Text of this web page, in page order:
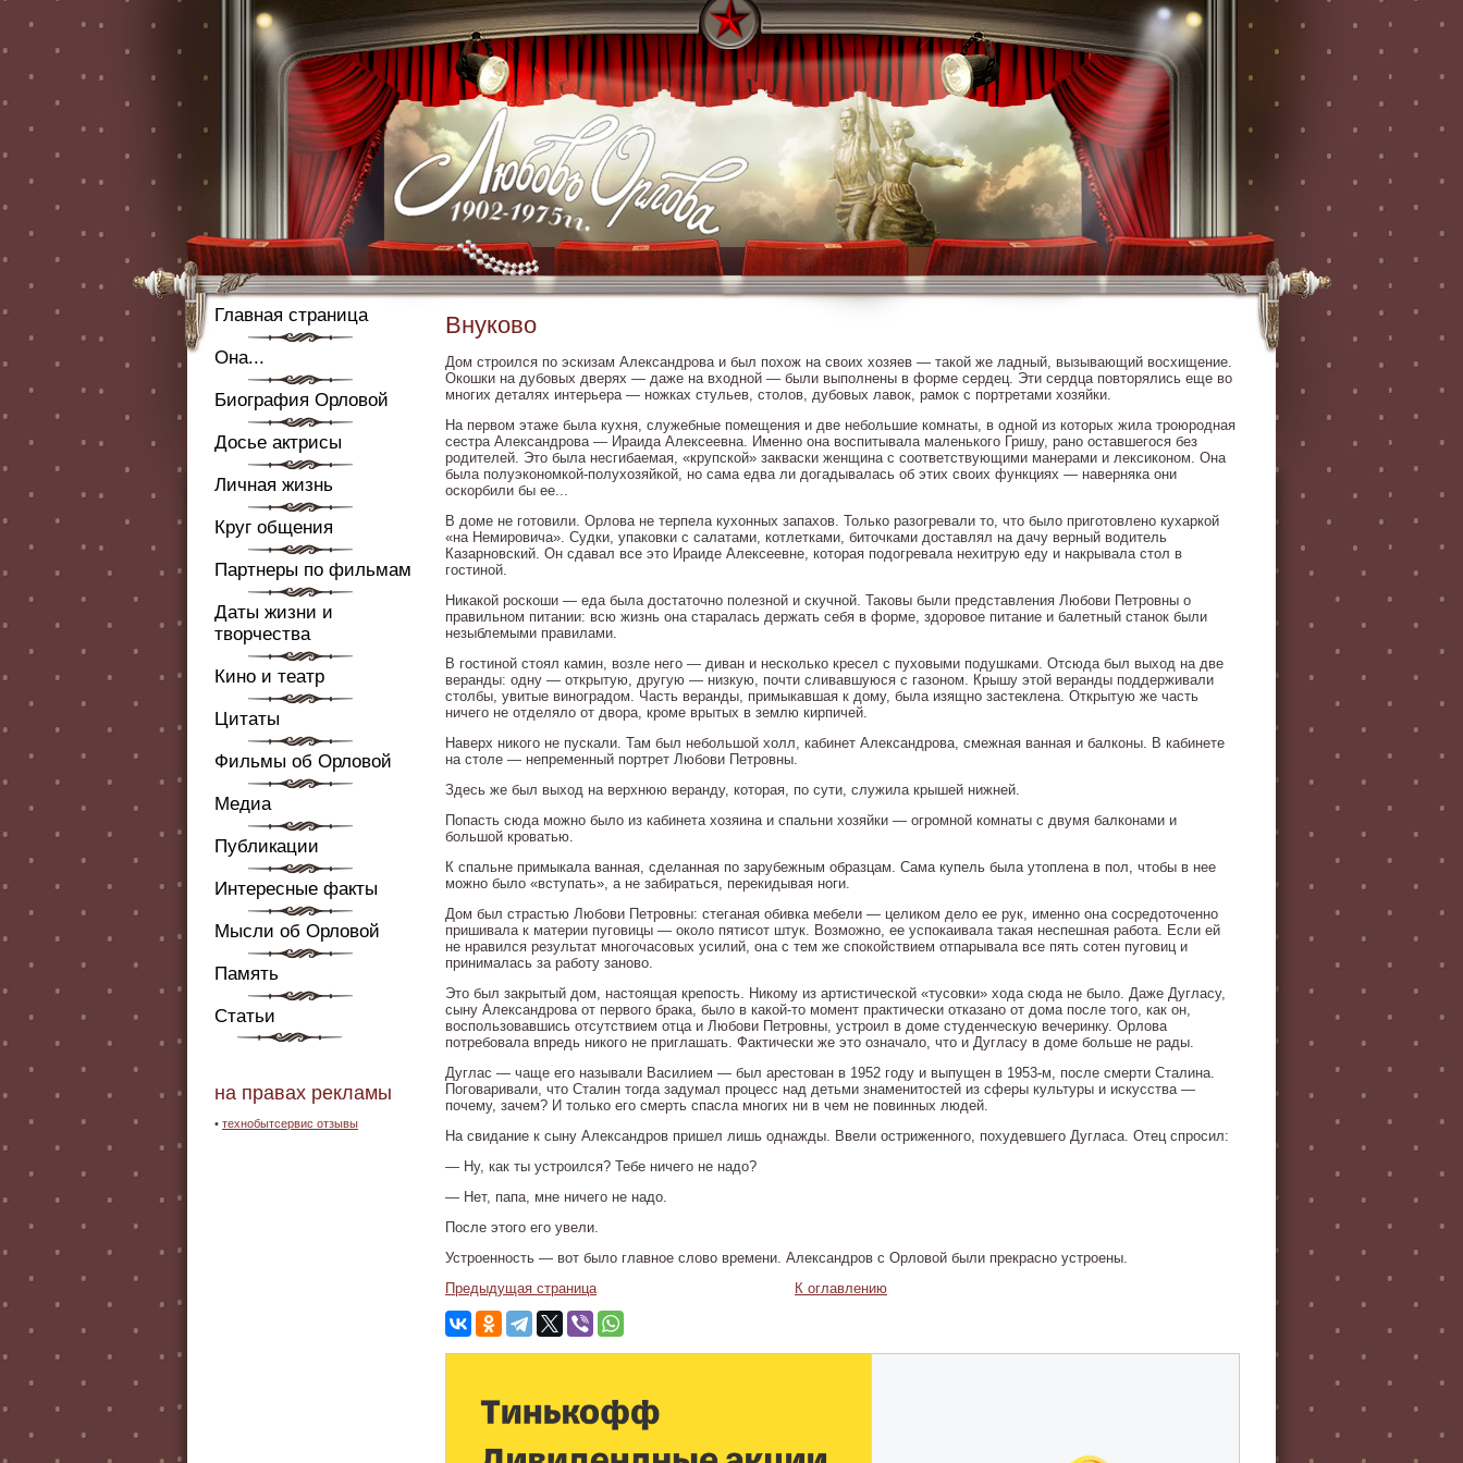
Главная страница
Она...
Биография Орловой
Досье актрисы
Личная жизнь
Круг общения
Партнеры по фильмам
Даты жизни и
творчества
Кино и театр
Цитаты
Фильмы об Орловой
Медиа
Публикации
Интересные факты
Мысли об Орловой
Память
Статьи
на правах рекламы
• технобытсервис отзывы
Внуково
Дом строился по эскизам Александрова и был похож на своих хозяев — такой же ладный, вызывающий восхищение.
Окошки на дубовых дверях — даже на входной — были выполнены в форме сердец. Эти сердца повторялись еще во
многих деталях интерьера — ножках стульев, столов, дубовых лавок, рамок с портретами хозяйки.
На первом этаже была кухня, служебные помещения и две небольшие комнаты, в одной из которых жила троюродная
сестра Александрова — Ираида Алексеевна. Именно она воспитывала маленького Гришу, рано оставшегося без
родителей. Это была несгибаемая, «крупской» закваски женщина с соответствующими манерами и лексиконом. Она
была полуэкономкой-полухозяйкой, но сама едва ли догадывалась об этих своих функциях — наверняка они
оскорбили бы ее...
В доме не готовили. Орлова не терпела кухонных запахов. Только разогревали то, что было приготовлено кухаркой
«на Немировича». Судки, упаковки с салатами, котлетками, биточками доставлял на дачу верный водитель
Казарновский. Он сдавал все это Ираиде Алексеевне, которая подогревала нехитрую еду и накрывала стол в
гостиной.
Никакой роскоши — еда была достаточно полезной и скучной. Таковы были представления Любови Петровны о
правильном питании: всю жизнь она старалась держать себя в форме, здоровое питание и балетный станок были
незыблемыми правилами.
В гостиной стоял камин, возле него — диван и несколько кресел с пуховыми подушками. Отсюда был выход на две
веранды: одну — открытую, другую — низкую, почти сливавшуюся с газоном. Крышу этой веранды поддерживали
столбы, увитые виноградом. Часть веранды, примыкавшая к дому, была изящно застеклена. Открытую же часть
ничего не отделяло от двора, кроме врытых в землю кирпичей.
Наверх никого не пускали. Там был небольшой холл, кабинет Александрова, смежная ванная и балконы. В кабинете
на столе — непременный портрет Любови Петровны.
Здесь же был выход на верхнюю веранду, которая, по сути, служила крышей нижней.
Попасть сюда можно было из кабинета хозяина и спальни хозяйки — огромной комнаты с двумя балконами и
большой кроватью.
К спальне примыкала ванная, сделанная по зарубежным образцам. Сама купель была утоплена в пол, чтобы в нее
можно было «вступать», а не забираться, перекидывая ноги.
Дом был страстью Любови Петровны: стеганая обивка мебели — целиком дело ее рук, именно она сосредоточенно
пришивала к материи пуговицы — около пятисот штук. Возможно, ее успокаивала такая неспешная работа. Если ей
не нравился результат многочасовых усилий, она с тем же спокойствием отпарывала все пять сотен пуговиц и
принималась за работу заново.
Это был закрытый дом, настоящая крепость. Никому из артистической «тусовки» хода сюда не было. Даже Дугласу,
сыну Александрова от первого брака, было в какой-то момент практически отказано от дома после того, как он,
воспользовавшись отсутствием отца и Любови Петровны, устроил в доме студенческую вечеринку. Орлова
потребовала впредь никого не приглашать. Фактически же это означало, что и Дугласу в доме больше не рады.
Дуглас — чаще его называли Василием — был арестован в 1952 году и выпущен в 1953-м, после смерти Сталина.
Поговаривали, что Сталин тогда задумал процесс над детьми знаменитостей из сферы культуры и искусства —
почему, зачем? И только его смерть спасла многих ни в чем не повинных людей.
На свидание к сыну Александров пришел лишь однажды. Ввели остриженного, похудевшего Дугласа. Отец спросил:
— Ну, как ты устроился? Тебе ничего не надо?
— Нет, папа, мне ничего не надо.
После этого его увели.
Устроенность — вот было главное слово времени. Александров с Орловой были прекрасно устроены.
Предыдущая страница
К оглавлению